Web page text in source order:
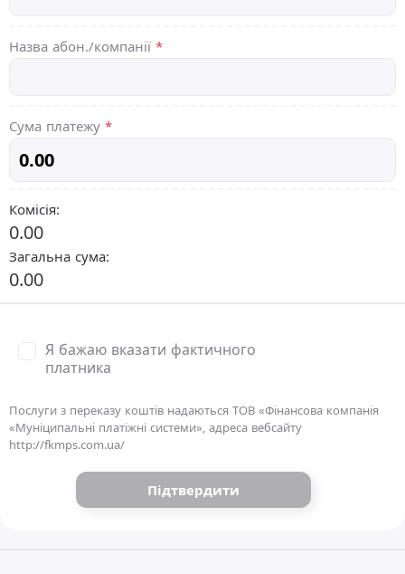
Назва абон./компанії *
Сума платежу *
Комісія:
0.00
Загальна сума:
0.00
Я бажаю вказати фактичного
платника
Послуги з переказу коштів надаються ТОВ «Фінансова компанія
«Муніципальні платіжні системи», адреса вебсайту
http://fkmps.com.ua/
Підтвердити